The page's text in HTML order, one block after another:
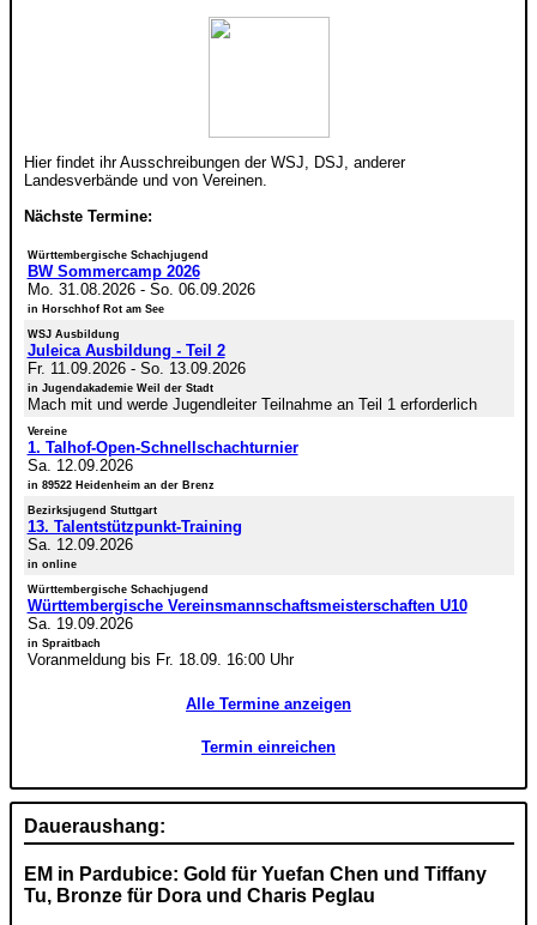
Hier findet ihr Ausschreibungen der WSJ, DSJ, anderer
Landesverbände und von Vereinen.
Nächste Termine:
Württembergische Schachjugend
BW Sommercamp 2026
Mo. 31.08.2026- So. 06.09.2026
in Horschhof Rot am See
WSJ Ausbildung
Juleica Ausbildung - Teil 2
Fr. 11.09.2026- So. 13.09.2026
in Jugendakademie Weil der Stadt
Mach mit und werde Jugendleiter Teilnahme an Teil 1 erforderlich
Vereine
1. Talhof-Open-Schnellschachturnier
Sa. 12.09.2026
in 89522 Heidenheim an der Brenz
Bezirksjugend Stuttgart
13. Talentstützpunkt-Training
Sa. 12.09.2026
in online
Württembergische Schachjugend
Württembergische Vereinsmannschaftsmeisterschaften U10
Sa. 19.09.2026
in Spraitbach
Voranmeldung bis Fr. 18.09. 16:00 Uhr
Alle Termine anzeigen
Termin einreichen
Daueraushang:
EM in Pardubice: Gold für Yuefan Chen und Tiffany
Tu, Bronze für Dora und Charis Peglau